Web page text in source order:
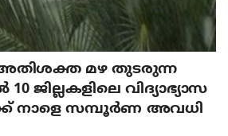
മഴ തുടരുന്ന
ജില്ലകളിലെ വിദ്യാഭ്യാസ
നാളെ സമ്പൂർണ അവധി